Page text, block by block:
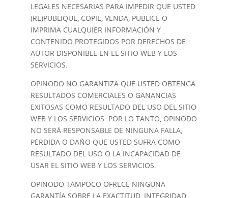
LEGALES NECESARIAS PARA IMPEDIR QUE USTED
(RE)PUBLIQUE, COPIE, VENDA, PUBLICE O
IMPRIMA CUALQUIER INFORMACIÓN Y
CONTENIDO PROTEGIDOS POR DERECHOS DE
AUTOR DISPONIBLE EN EL SITIO WEB Y LOS
SERVICIOS.
OPINODO NO GARANTIZA QUE USTED OBTENGA
RESULTADOS COMERCIALES O GANANCIAS
EXITOSAS COMO RESULTADO DEL USO DEL SITIO
WEB Y LOS SERVICIOS. POR LO TANTO, OPINODO
NO SERÁ RESPONSABLE DE NINGUNA FALLA,
PÉRDIDA O DAÑO QUE USTED SUFRA COMO
RESULTADO DEL USO O LA INCAPACIDAD DE
USAR EL SITIO WEB Y LOS SERVICIOS.
OPINODO TAMPOCO OFRECE NINGUNA
GARANTÍA SOBRE LA EXACTITUD, INTEGRIDAD,